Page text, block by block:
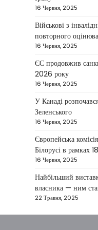
на…
США
удару
16 Червня, 2025
Військові з
повторного
16 Червня, 2025
ЄС продовжив
2026 року
16 Червня, 2025
У Канаді
Зеленського
16 Червня, 2025
Європейська
Білорусі в рамках
16 Червня, 2025
Найбільший
власника — ним
22 Травня, 2025